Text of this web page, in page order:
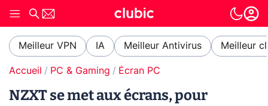
Meilleur VPN IA Meilleur Antivirus Meilleur
Accueil PC & Gaming Écran PC
NZXT se met aux écrans, pour